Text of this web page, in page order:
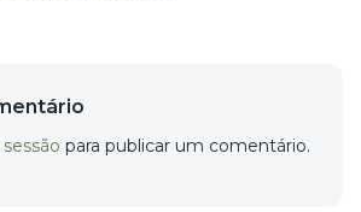
para publicar um comentário.